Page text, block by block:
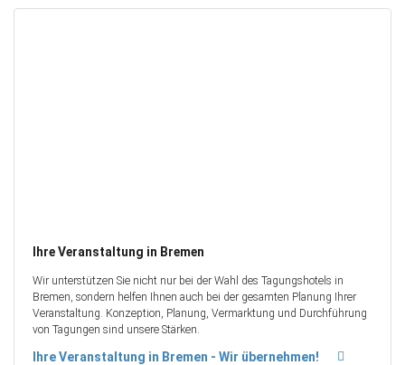
Ihre Veranstaltung in Bremen
Wir unterstützen Sie nicht nur bei der Wahl des Tagungshotels in
Bremen, sondern helfen Ihnen auch bei der gesamten Planung Ihrer
Veranstaltung. Konzeption, Planung, Vermarktung und Durchführung
von Tagungen sind unsere Stärken.
Ihre Veranstaltung in Bremen - Wir übernehmen!